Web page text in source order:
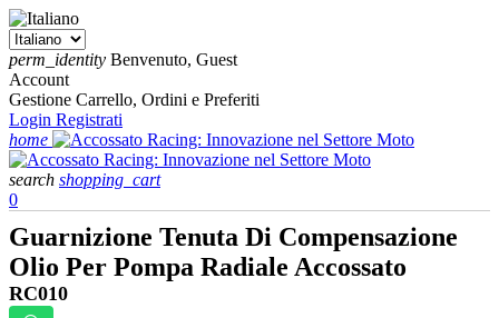
perm_identity Benvenuto, Guest
Account
Gestione Carrello, Ordini e Preferiti
Login Registrati
home
search shopping_cart
0
Guarnizione Tenuta Di Compensazione
Olio Per Pompa Radiale Accossato
RC010